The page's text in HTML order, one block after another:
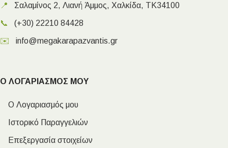
📍 Σαλαμίνος 2, Λιανή Άμμος, Χαλκίδα, ΤΚ34100
📞 (+30) 22210 84428
✉️ info@megakarapazvantis.gr
Ο ΛΟΓΑΡΙΑΣΜΟΣ ΜΟΥ
Ο Λογαριασμός μου
Ιστορικό Παραγγελιών
Επεξεργασία στοιχείων